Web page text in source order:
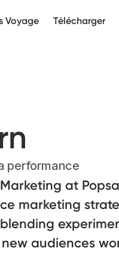
Voyage Télécharger
performance
at
marketing
audiences